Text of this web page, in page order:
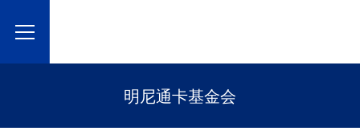
Toggle Menu
明尼通卡基金会